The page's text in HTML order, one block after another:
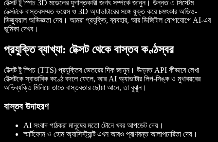
টেক্সট টু স্পিচ 3D মডেলের যুগান্তকারী জগৎ সম্পর্কে জানুন। উন্নত এ সিস্টেম
টেক্সটকে বাস্তবসম্মত ভয়েস ও 3D অ্যাভাটারের সঙ্গে যুক্ত করে চমৎকার অডিও-
ভিজ্যুয়াল অভিজ্ঞতা দেয়। আমরা প্রযুক্তি, ব্যবহার, আর ডিজিটাল যোগাযোগে AI-এর
ভূমিকা দেখব।
প্রযুক্তি ব্যাখ্যা: টেক্সট থেকে বাস্তব কণ্ঠস্বর
টেক্সট টু স্পিচ (TTS) প্রযুক্তির ভেতরের দিক জানুন। উন্নত API কীভাবে লেখা
টেক্সটকে স্বাভাবিক কণ্ঠে বদলে ফেলে, আর AI অ্যাভাটার লিপ-সিঙ্ক ও মুখাবয়বের
অভিব্যক্তি মিলিয়ে তাতে বাস্তবতার ছোঁয়া আনে, তা বুঝুন।
বাস্তব উদাহরণ
AI সংবাদ পাঠকরা মানুষের মতো টোনে খবর আপডেট দেয়।
স্মার্টফোন ও হোম অ্যাসিস্ট্যান্ট এখন আরও প্রাণবন্ত আলাপচারিতা দেয়।